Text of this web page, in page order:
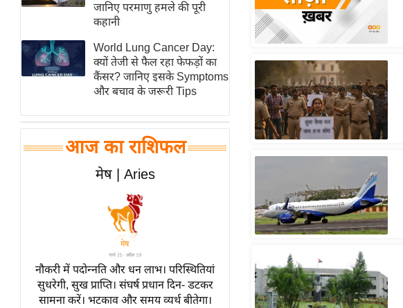
मनोरंजन जगत
हॉलीवुड
फिल्म समीक्षा
Breaking
News
लाइफस्टाइल
ब्यूटी/फैशन
पर्यटन स्थल
फिटनेस मंत्रा
रिलेशनशिप
राजनीति
जानिए परमाणु हमले की पूरी
कहानी
World Lung Cancer Day:
क्यों तेजी से फैल रहा फेफड़ों का
कैंसर? जानिए इसके Symptoms
और बचाव के जरूरी Tips
आज का राशिफल
मेष | Aries
नौकरी में पदोन्नति और धन लाभ। परिस्थितियां
सुधरेगी, सुख प्राप्ति। संघर्ष प्रधान दिन- डटकर
सामना करें। भटकाव और समय व्यर्थ बीतेगा।